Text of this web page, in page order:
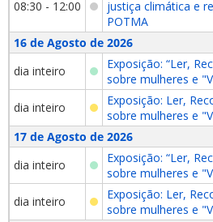
08:30 - 12:00
justiça climática e
POTMA
16 de Agosto de 2026
dia inteiro
Exposição: “Ler,
sobre mulheres e
dia inteiro
Exposição: Ler,
sobre mulheres e
17 de Agosto de 2026
dia inteiro
Exposição: “Ler,
sobre mulheres e
dia inteiro
Exposição: Ler,
sobre mulheres e